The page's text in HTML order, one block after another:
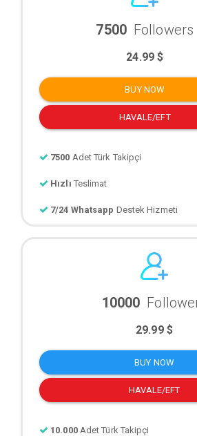
7500 Followers
24.99 $
BUY NOW
HAVALE/EFT
7500 Adet Türk Takipçi
Hızlı Teslimat
7/24 Whatsapp Destek
10000
29.99 $
BUY NOW
HAVALE/EFT
10.000 Adet Türk Takipçi